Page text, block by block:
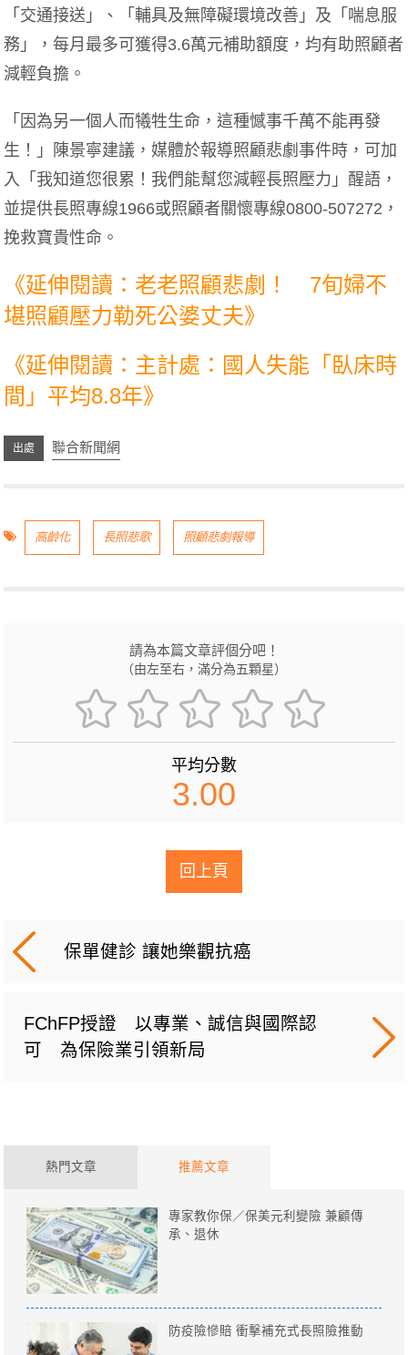
「交通接送」、「輔具及無障礙環境改善」及「喘息服
務」，每月最多可獲得3.6萬元補助額度，均有助照顧者
減輕負擔。
「因為另一個人而犧牲生命，這種憾事千萬不能再發
生！」陳景寧建議，媒體於報導照顧悲劇事件時，可加
入「我知道您很累！我們能幫您減輕長照壓力」醒語，
並提供長照專線1966或照顧者關懷專線0800-507272，
挽救寶貴性命。
《延伸閱讀：老老照顧悲劇！ 7旬婦不
堪照顧壓力勒死公婆丈夫》
《延伸閱讀：主計處：國人失能「臥床時
間」平均8.8年》
聯合新聞網
高齡化 長照悲歌 照顧悲劇報導
請為本篇文章評個分吧！
（由左至右，滿分為五顆星）
平均分數
3.00
回上頁
保單健診 讓她樂觀抗癌
FChFP授證 以專業、誠信與國際認
可 為保險業引領新局
熱門文章 推薦文章
專家教你保／保美元利變險 兼顧傳
承、退休
防疫險慘賠 衝擊補充式長照險推動